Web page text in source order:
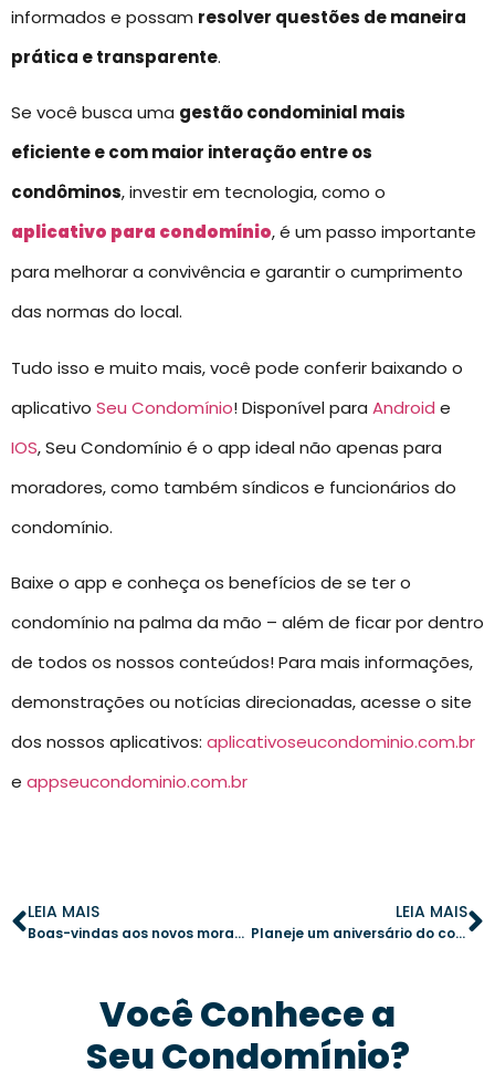
informados e possam resolver questões de maneira
prática e transparente.
Se você busca uma gestão condominial mais
eficiente e com maior interação entre os
condôminos, investir em tecnologia, como o
aplicativo para condomínio, é um passo importante
para melhorar a convivência e garantir o cumprimento
das normas do local.
Tudo isso e muito mais, você pode conferir baixando o
aplicativo Seu Condomínio! Disponível para Android e
IOS, Seu Condomínio é o app ideal não apenas para
moradores, como também síndicos e funcionários do
condomínio.
Baixe o app e conheça os benefícios de se ter o
condomínio na palma da mão – além de ficar por dentro
de todos os nossos conteúdos! Para mais informações,
demonstrações ou notícias direcionadas, acesse o site
dos nossos aplicativos: aplicativoseucondominio.com.br
e appseucondominio.com.br
LEIA MAIS
Boas-vindas aos novos moradores: construindo uma comunidade unida e acolhedora
LEIA MAIS
Planeje um aniversário do condomínio com criatividade e eficiência
Você Conhece a
Seu Condomínio?